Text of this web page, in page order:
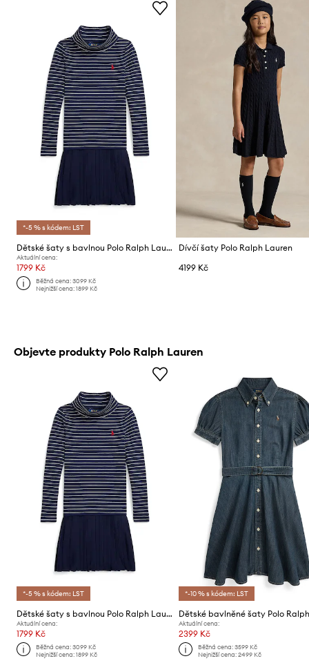
*-5 % s kódem: LST
Dětské šaty s bavlnou Polo Ralph Lauren
Aktuální cena:
1799 Kč
Běžná cena:3099 Kč
Nejnižší cena:1899 Kč
Dívčí šaty Polo Ralph Lauren
4199 Kč
Objevte produkty Polo Ralph Lauren
*-5 % s kódem: LST
Dětské šaty s bavlnou Polo Ralph Lauren
Aktuální cena:
1799 Kč
Běžná cena:3099 Kč
Nejnižší cena:1899 Kč
*-10 % s kódem: LST
Aktuální cena:
2399 Kč
Běžná cena: 3599 Kč
Nejnižší cena: 2499 Kč